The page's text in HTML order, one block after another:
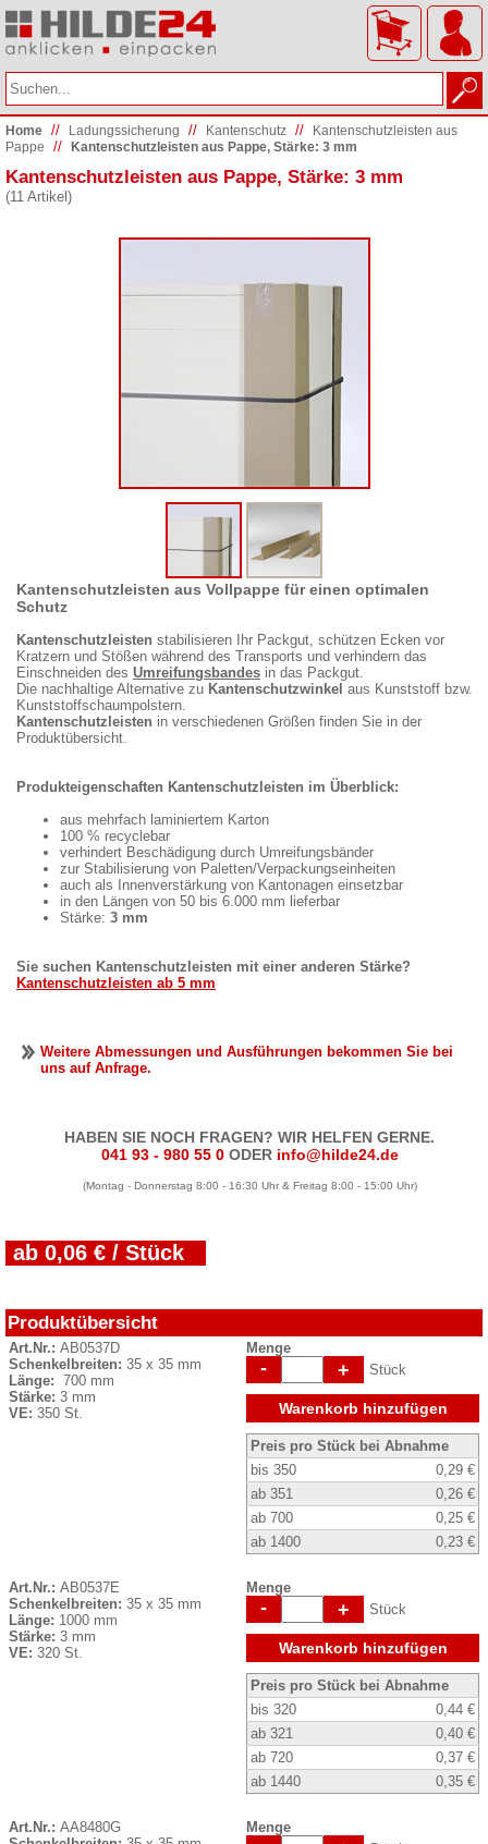
Home // Ladungs­sicherung // Kantenschutz //
Kantenschutzleisten aus
Pappe
// Kantenschutzleisten aus Pappe, Stärke: 3 mm
Kantenschutzleisten aus Pappe, Stärke: 3 mm
(11 Artikel)
Kantenschutzleisten aus Vollpappe für einen optimalen
Schutz
Kantenschutzleisten stabilisieren Ihr Packgut, schützen Ecken vor
Kratzern und Stößen während des Transports und verhindern das
Einschneiden des Umreifungsbandes in das Packgut.
Die nachhaltige Alternative zu Kantenschutzwinkel aus Kunststoff bzw.
Kunststoffschaumpolstern.
Kantenschutzleisten in verschiedenen Größen finden Sie in der
Produktübersicht.
Produkteigenschaften Kantenschutzleisten im Überblick:
aus mehrfach laminiertem Karton
100 % recyclebar
verhindert Beschädigung durch Umreifungsbänder
zur Stabilisierung von Paletten/Verpackungseinheiten
auch als Innenverstärkung von Kantonagen einsetzbar
in den Längen von 50 bis 6.000 mm lieferbar
Stärke: 3 mm
Sie suchen Kantenschutzleisten mit einer anderen Stärke?
Kantenschutzleisten ab 5 mm
Weitere Abmessungen und Ausführungen bekommen Sie bei
uns auf Anfrage.
HABEN SIE NOCH FRAGEN? WIR HELFEN GERNE.
041 93 - 980 55 0 ODER info@hilde24.de
(Montag - Donnerstag 8:00 - 16:30 Uhr & Freitag 8:00 - 15:00 Uhr)
ab 0,06 € / Stück
Produktübersicht
Art.Nr.: AB0537D
Schenkelbreiten: 35 x 35 mm
Länge: 700 mm
Stärke: 3 mm
VE: 350 St.
Menge
- + Stück
Warenkorb hinzufügen
Preis pro Stück bei Abnahme
bis 350
0,29 €
ab 351
0,26 €
ab 700
0,25 €
ab 1400
0,23 €
Art.Nr.: AB0537E
Schenkelbreiten: 35 x 35 mm
Länge: 1000 mm
Stärke: 3 mm
VE: 320 St.
Menge
- + Stück
Warenkorb hinzufügen
Preis pro Stück bei Abnahme
bis 320
0,44 €
ab 321
0,40 €
ab 720
0,37 €
ab 1440
0,35 €
Art.Nr.: AA8480G
Menge